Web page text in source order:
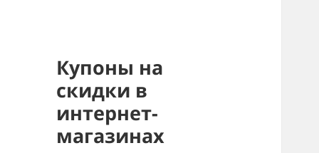
Купоны на
скидки в
интернет-
магазинах